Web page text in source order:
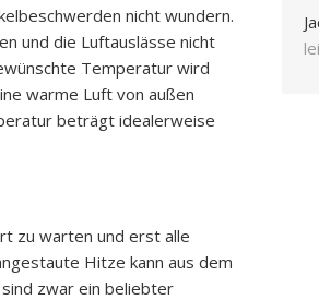
nicht wundern.
und die Luftauslässe nicht
Temperatur wird
warme Luft von außen
beträgt idealerweise
zu warten und erst alle
Hitze kann aus dem
zwar ein beliebter